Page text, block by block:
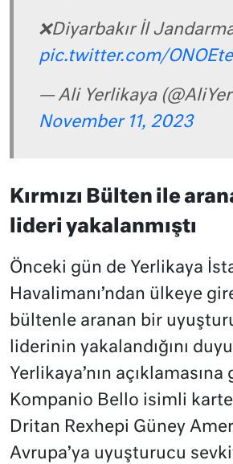
❌Diyarbakır İl
pic.twitter.com/
— Ali Yerlikaya
November 11, 2023
Kırmızı Bülten ile
lideri yakalanmıştı
Önceki gün de Yerlikaya
Havalimanı’ndan ülkeye
bültenle aranan bir
liderinin yakalandığını
Yerlikaya’nın açıklamasına
Kompanio Bello isimli
Dritan Rexhepi Güney
Avrupa’ya uyuşturucu